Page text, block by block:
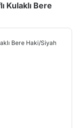
Kulaklı Bere